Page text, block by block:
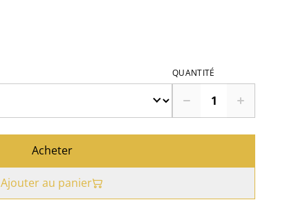
QUANTITÉ
Acheter
Ajouter au panier